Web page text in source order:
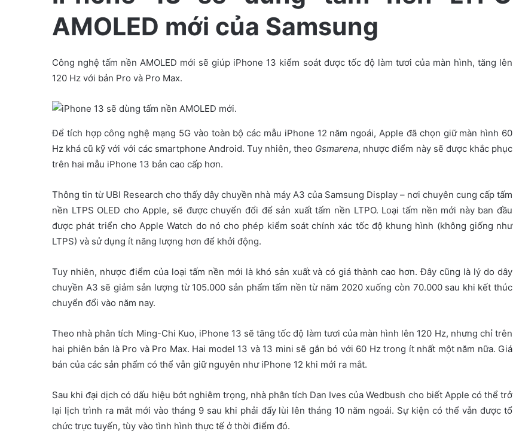
a
l
AMOLED mới của Samsung
Công nghệ tấm nền AMOLED mới sẽ giúp iPhone 13 kiểm soát được tốc độ làm tươi của màn hình, tăng lên
120 Hz với bản Pro và Pro Max.
Để tích hợp công nghệ mạng 5G vào toàn bộ các mẫu iPhone 12 năm ngoái, Apple đã chọn giữ màn hình 60
Hz khá cũ kỹ với với các smartphone Android. Tuy nhiên, theo Gsmarena, nhược điểm này sẽ được khắc phục
trên hai mẫu iPhone 13 bản cao cấp hơn.
Thông tin từ UBI Research cho thấy dây chuyền nhà máy A3 của Samsung Display – nơi chuyên cung cấp tấm
nền LTPS OLED cho Apple, sẽ được chuyển đổi để sản xuất tấm nền LTPO. Loại tấm nền mới này ban đầu
được phát triển cho Apple Watch do nó cho phép kiểm soát chính xác tốc độ khung hình (không giống như
LTPS) và sử dụng ít năng lượng hơn để khởi động.
Tuy nhiên, nhược điểm của loại tấm nền mới là khó sản xuất và có giá thành cao hơn. Đây cũng là lý do dây
chuyền A3 sẽ giảm sản lượng từ 105.000 sản phẩm tấm nền từ năm 2020 xuống còn 70.000 sau khi kết thúc
chuyển đổi vào năm nay.
Theo nhà phân tích Ming-Chi Kuo, iPhone 13 sẽ tăng tốc độ làm tươi của màn hình lên 120 Hz, nhưng chỉ trên
hai phiên bản là Pro và Pro Max. Hai model 13 và 13 mini sẽ gắn bó với 60 Hz trong ít nhất một năm nữa. Giá
bán của các sản phẩm có thể vẫn giữ nguyên như iPhone 12 khi mới ra mắt.
Sau khi đại dịch có dấu hiệu bớt nghiêm trọng, nhà phân tích Dan Ives của Wedbush cho biết Apple có thể trở
lại lịch trình ra mắt mới vào tháng 9 sau khi phải đẩy lùi lên tháng 10 năm ngoái. Sự kiện có thể vẫn được tổ
chức trực tuyến, tùy vào tình hình thực tế ở thời điểm đó.